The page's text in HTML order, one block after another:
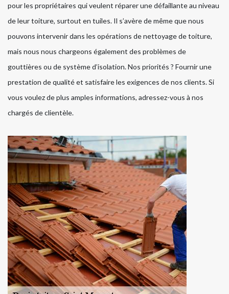
pour les propriétaires qui veulent réparer une défaillante au niveau
de leur toiture, surtout en tuiles. Il s’avère de même que nous
pouvons intervenir dans les opérations de nettoyage de toiture,
mais nous nous chargeons également des problèmes de
gouttières ou de système d’isolation. Nos priorités ? Fournir une
prestation de qualité et satisfaire les exigences de nos clients. Si
vous voulez de plus amples informations, adressez-vous à nos
chargés de clientèle.